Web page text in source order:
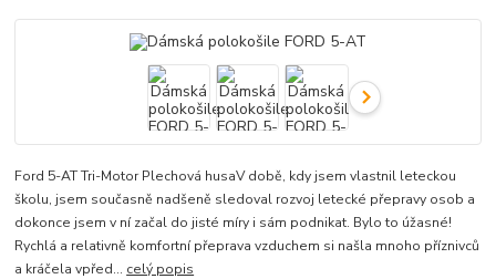
Ford 5-AT Tri-Motor Plechová husaV době, kdy jsem vlastnil leteckou
školu, jsem současně nadšeně sledoval rozvoj letecké přepravy osob a
dokonce jsem v ní začal do jisté míry i sám podnikat. Bylo to úžasné!
Rychlá a relativně komfortní přeprava vzduchem si našla mnoho příznivců
a kráčela vpřed... celý popis